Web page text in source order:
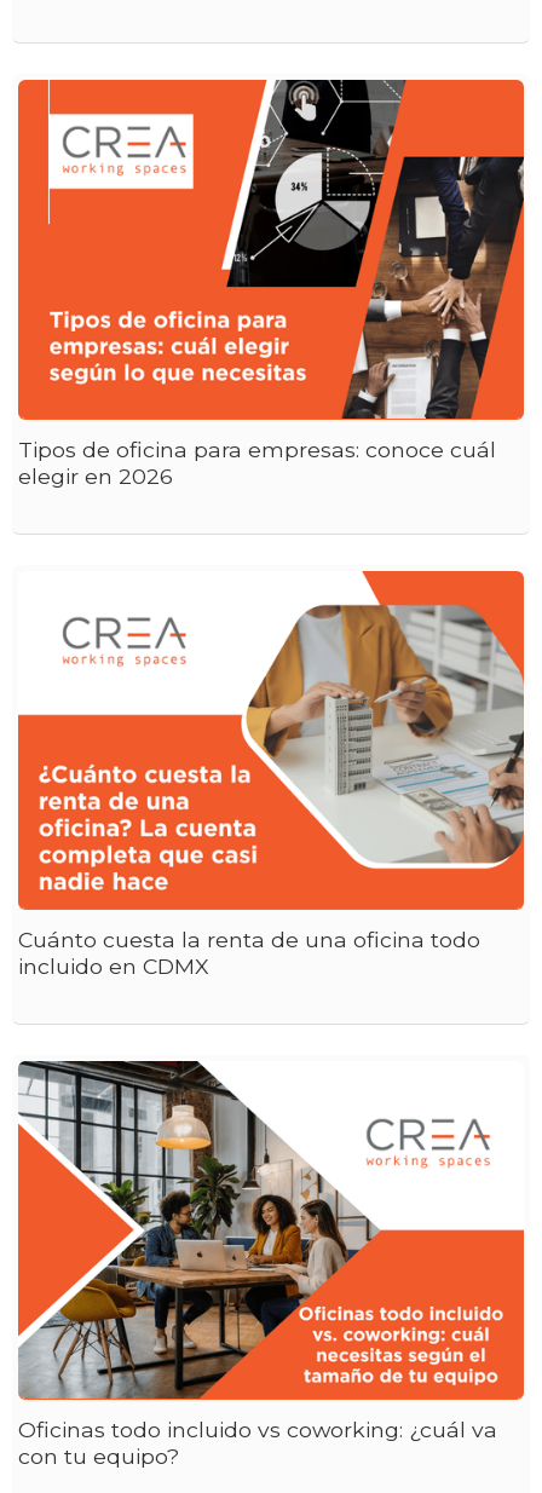
Tipos de oficina para empresas: conoce cuál
elegir en 2026
Cuánto cuesta la renta de una oficina todo
incluido en CDMX
Oficinas todo incluido vs coworking: ¿cuál va
con tu equipo?